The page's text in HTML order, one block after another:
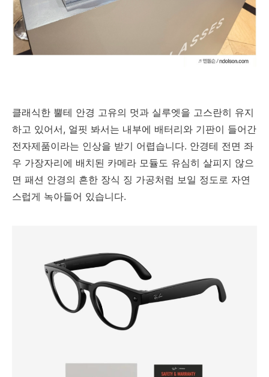
클래식한 뿔테 안경 고유의 멋과 실루엣을 고스란히 유지
하고 있어서, 얼핏 봐서는 내부에 배터리와 기판이 들어간
전자제품이라는 인상을 받기 어렵습니다. 안경테 전면 좌
우 가장자리에 배치된 카메라 모듈도 유심히 살피지 않으
면 패션 안경의 흔한 장식 징 가공처럼 보일 정도로 자연
스럽게 녹아들어 있습니다.